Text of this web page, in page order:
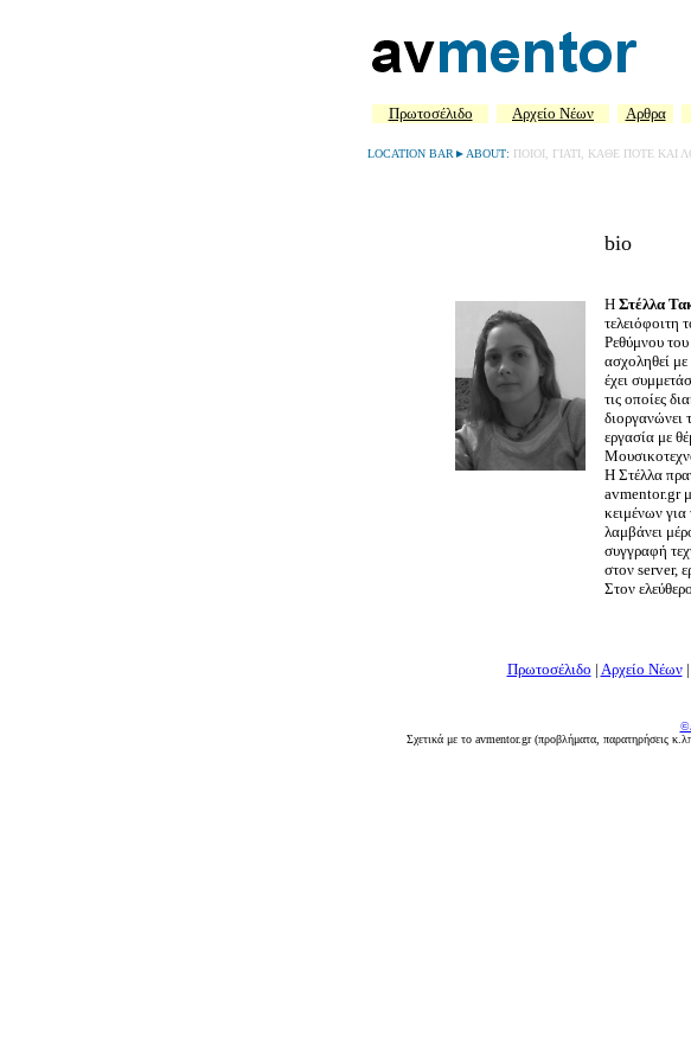
Πρωτοσέλιδο Aρχείο Νέων Αρθρα
LOCATION BAR► ABOUT: ΠΟΙΟΙ, ΓΙΑΤΙ, ΚΑΘΕ ΠΟΤΕ ΚΑΙ
bio
Η Στέλλα
τελειόφοιτη
Ρεθύμνου
ασχοληθεί
έχει
τις οποίες
διοργανώνει
εργασία με
Η Στέλλα
avmentor.gr
κειμένων για
λαμβάνει
συγγραφή
στον server,
Στον
Πρωτοσέλιδο | Αρχείο Νέων|
Σχετικά με το avmentor.gr (προβλήματα, παρατηρήσεις